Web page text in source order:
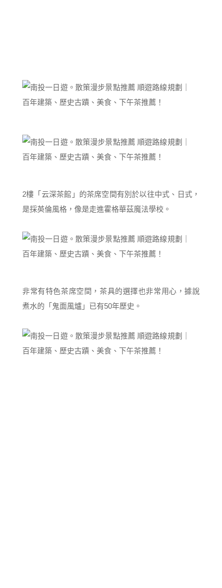
2樓「云深茶館」的茶席空間有別於以往中式、日式，
是採英倫風格，像是走進霍格華茲魔法學校。
非常有特色茶席空間，茶具的選擇也非常用心，據說
煮水的「鬼面風爐」已有50年歷史。